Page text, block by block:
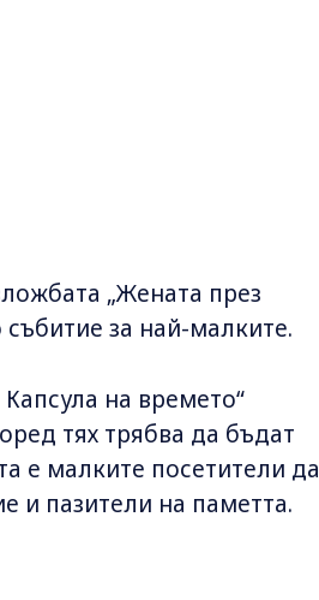
„Жената през
за най-малките.
на времето“
тях трябва да бъдат
е малките посетители да
и пазители на паметта.